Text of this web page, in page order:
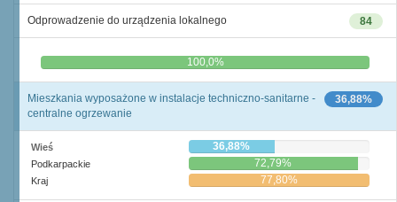
84
Odprowadzenie do urządzenia lokalnego
0,0% 100,0%
36,88%
Mieszkania wyposażone w instalacje techniczno-sanitarne -
centralne ogrzewanie
Wieś 36,88%
Podkarpackie 72,79%
Kraj 77,80%